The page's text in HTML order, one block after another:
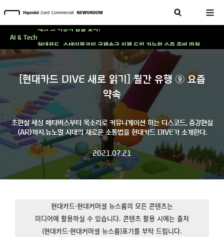
[현대카드 DIVE 새로 읽기] 월간 유행 ⑨ 요즘
약속
초현실 세상 메타버스부터 목소리로 커뮤니케이션 하는 디스코드, 증강현실
(AR)까지.뉴노멀 시대의 새로운 소통법을 현대카드 DIVE가 소개한다.
2021.07.21
현대카드·현대커머셜 뉴스룸의 모든 콘텐츠는
미디어에 활용하실 수 있습니다. 콘텐츠 활용 시에는 출처
(현대카드·현대커머셜 뉴스룸)표기를 부탁 드립니다.
AI & Tech 현대카드, 스테이블코인 국제송금 실제 도입 가능한 수준 준비 마쳐
'AI에게도 배운다'…현대카드·현대커머셜이 'AX 시대'에 대응하는 방식